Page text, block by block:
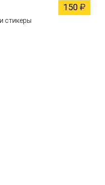
150 ₽
стикеры